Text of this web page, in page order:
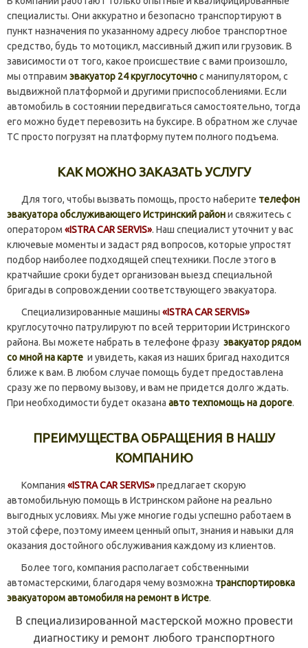
специалисты. Они аккуратно и безопасно транспортируют в
пункт назначения по указанному адресу любое транспортное
средство, будь то мотоцикл, массивный джип или грузовик. В
зависимости от того, какое происшествие с вами произошло,
мы отправим эвакуатор 24 круглосуточнос манипулятором, с
выдвижной платформой и другими приспособлениями. Если
автомобиль в состоянии передвигаться самостоятельно, тогда
его можно будет перевозить на буксире. В обратном же случае
ТС просто погрузят на платформу путем полного подъема.
КАК МОЖНО ЗАКАЗАТЬ УСЛУГУ
Для того, чтобы вызвать помощь, просто наберите телефон
эвакуатора обслуживающего Истринский райони свяжитесь с
оператором «ISTRA CAR SERVIS». Наш специалист уточнит у вас
ключевые моменты и задаст ряд вопросов, которые упростят
подбор наиболее подходящей спецтехники. После этого в
кратчайшие сроки будет организован выезд специальной
бригады в сопровождении соответствующего эвакуатора.
Специализированные машины «ISTRA CAR SERVIS»
круглосуточно патрулируют по всей территории Истринского
района. Вы можете набрать в телефоне фразу эвакуатор рядом
со мной на карте и увидеть, какая из наших бригад находится
ближе к вам. В любом случае помощь будет предоставлена
сразу же по первому вызову, и вам не придется долго ждать.
При необходимости будет оказана авто техпомощь на дороге.
ПРЕИМУЩЕСТВА ОБРАЩЕНИЯ В НАШУ
КОМПАНИЮ
Компания «ISTRA CAR SERVIS»предлагает скорую
автомобильную помощь в Истринском районе на реально
выгодных условиях. Мы уже многие годы успешно работаем в
этой сфере, поэтому имеем ценный опыт, знания и навыки для
оказания достойного обслуживания каждому из клиентов.
Более того, компания располагает собственными
автомастерскими, благодаря чему возможна транспортировка
эвакуатором автомобиля на ремонт в Истре.
В специализированной мастерской можно провести
диагностику и ремонт любого транспортного